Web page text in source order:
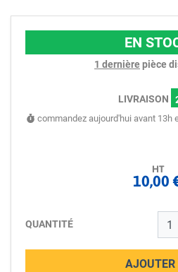
EN
1 dernière pièce
LIVRAISON
commandez aujourd'hui avant 13h
HT
10,00
QUANTITÉ
AJOUTER